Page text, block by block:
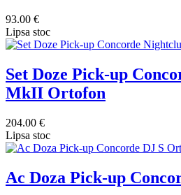
93.00 €
Lipsa stoc
Set Doze Pick-up
MkII Ortofon
204.00 €
Lipsa stoc
Ac Doza Pick-up